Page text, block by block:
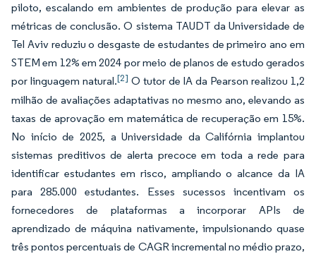
piloto, escalando em ambientes de produção para elevar as
métricas de conclusão. O sistema TAUDT da Universidade de
Tel Aviv reduziu o desgaste de estudantes de primeiro ano em
STEM em 12% em 2024 por meio de planos de estudo gerados
por linguagem natural.[2] O tutor de IA da Pearson realizou 1,2
milhão de avaliações adaptativas no mesmo ano, elevando as
taxas de aprovação em matemática de recuperação em 15%.
No início de 2025, a Universidade da Califórnia implantou
sistemas preditivos de alerta precoce em toda a rede para
identificar estudantes em risco, ampliando o alcance da IA
para 285.000 estudantes. Esses sucessos incentivam os
fornecedores de plataformas a incorporar APIs de
aprendizado de máquina nativamente, impulsionando quase
três pontos percentuais de CAGR incremental no médio prazo,